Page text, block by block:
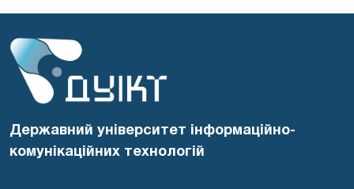
Державний університет інформаційно-
комунікаційних технологій